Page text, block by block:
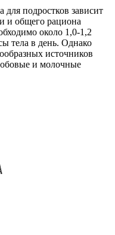
для подростков зависит
и общего рациона
около 1,0-1,2
тела в день. Однако
источников
и молочные